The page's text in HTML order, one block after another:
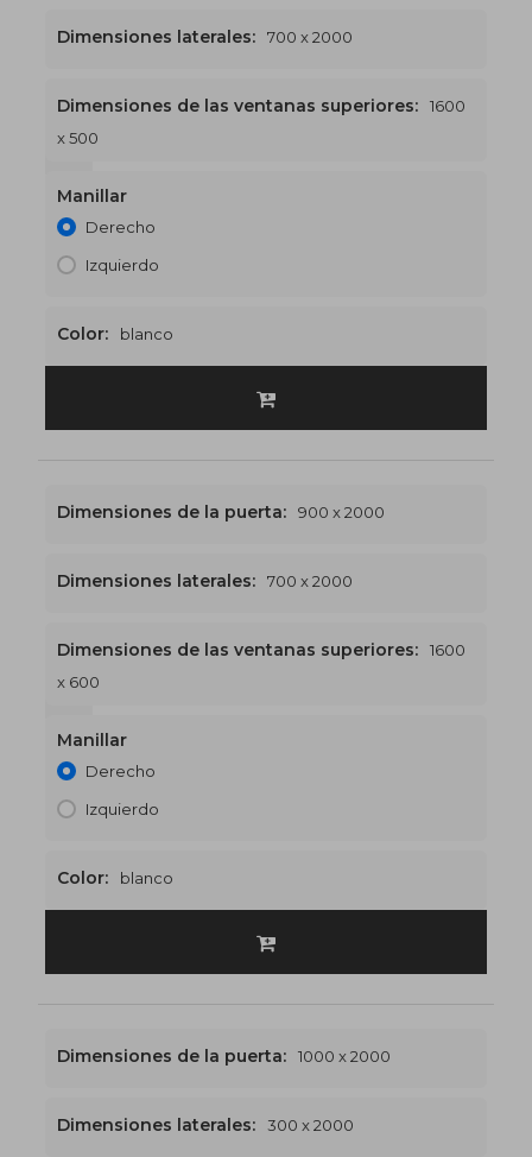
Dimensiones laterales: 700 x 2000
Dimensiones de las ventanas superiores:
1600
x 500
Manillar
Derecho
Izquierdo
Color: blanco
Dimensiones de la puerta: 900 x 2000
Dimensiones laterales: 700 x 2000
Dimensiones de las ventanas superiores:
1600
x 600
Manillar
Derecho
Izquierdo
Color: blanco
Dimensiones de la puerta: 1000 x 2000
Dimensiones laterales: 300 x 2000